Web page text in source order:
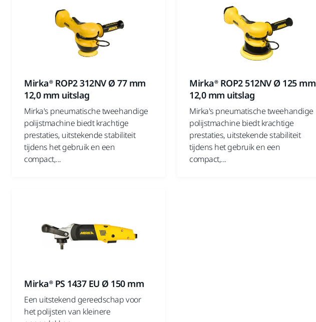
Mirka® ROP2 312NV Ø 77 mm
12,0 mm uitslag
Mirka's pneumatische tweehandige
polijstmachine biedt krachtige
prestaties, uitstekende stabiliteit
tijdens het gebruik en een
compact,...
Mirka® ROP2 512NV Ø 125 mm
12,0 mm uitslag
Mirka's pneumatische tweehandige
polijstmachine biedt krachtige
prestaties, uitstekende stabiliteit
tijdens het gebruik en een
compact,...
Mirka® PS 1437 EU Ø 150 mm
Een uitstekend gereedschap voor
het polijsten van kleinere